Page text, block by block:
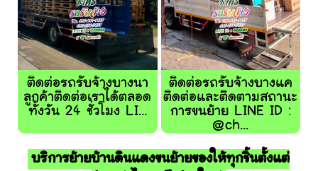
ติดต่อรถรับจ้างบางนา
ลูกค้าติดต่อเราได้ตลอด
ทั้งวัน 24 ชั่วโมง LI...
ติดต่อรถรับจ้างบางแค
ติดต่อและติดตามสถานะ
การขนย้าย LINE ID :
@ch...
บริการย้ายบ้านดินแดงขนย้ายของให้ทุกชิ้นตั้งแต่